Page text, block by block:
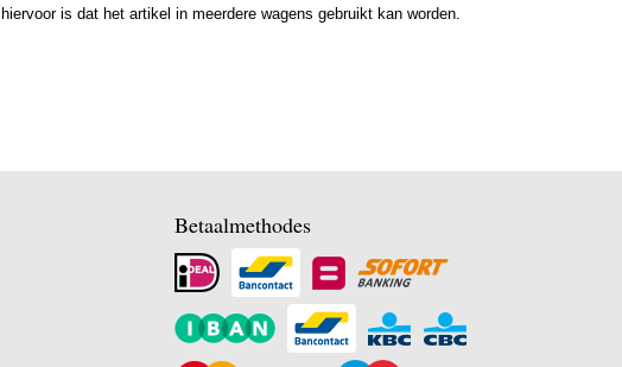
is dat het artikel in meerdere wagens gebruikt kan worden.
Betaalmethodes